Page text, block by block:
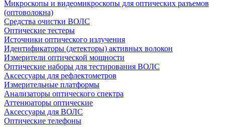
Микроскопы и видеомикроскопы для оптических разъемов
(оптоволокна)
Средства очистки ВОЛС
Оптические тестеры
Источники оптического излучения
Идентификаторы (детекторы) активных волокон
Измерители оптической мощности
Оптические наборы для тестирования ВОЛС
Аксессуары для рефлектометров
Измерительные платформы
Анализаторы оптического спектра
Аттенюаторы оптические
Аксессуары для ВОЛС
Оптические телефоны